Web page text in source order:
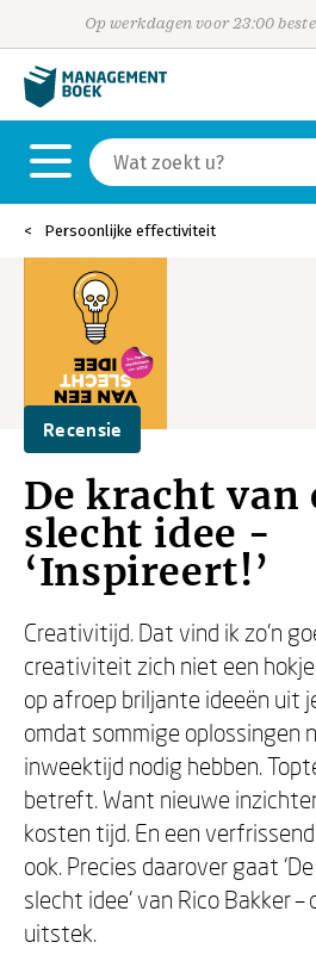
Op werkdagen voor 23:00
Persoonlijke effectiviteit
Recensie
De kracht van
slecht idee -
‘Inspireert!’
Creativitijd. Dat vind ik zo’n
creativiteit zich niet een
op afroep briljante ideeën uit
omdat sommige oplossingen
inweektijd nodig hebben.
betreft. Want nieuwe
kosten tijd. En een
ook. Precies daarover gaat
slecht idee’ van Rico Bakker
uitstek.